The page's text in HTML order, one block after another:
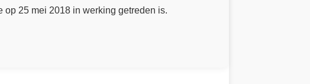
25 mei 2018 in werking getreden is.